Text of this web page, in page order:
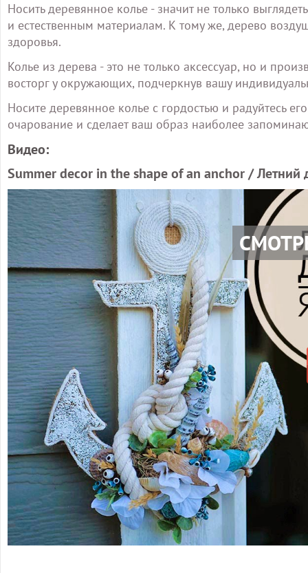
Носить деревянное колье - значит не только
и естественным материалам. К тому же, дерево
здоровья.
Колье из дерева - это не только аксессуар, но и
восторг у окружающих, подчеркнув вашу
Носите деревянное колье с гордостью и радуйтесь
очарование и сделает ваш образ наиболее
Видео:
Summer decor in the shape of an anchor / Летний